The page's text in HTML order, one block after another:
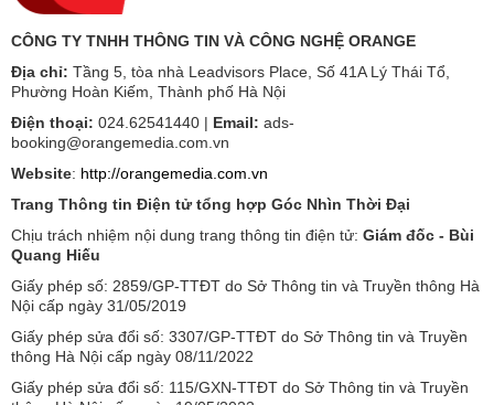
CÔNG TY TNHH THÔNG TIN VÀ CÔNG NGHỆ ORANGE
Địa chỉ: Tầng 5, tòa nhà Leadvisors Place, Số 41A Lý Thái Tổ,
Phường Hoàn Kiếm, Thành phố Hà Nội
Điện thoại: 024.62541440 | Email: ads-
booking@orangemedia.com.vn
Website: http://orangemedia.com.vn
Trang Thông tin Điện tử tổng hợp Góc Nhìn Thời Đại
Chịu trách nhiệm nội dung trang thông tin điện tử: Giám đốc - Bùi
Quang Hiếu
Giấy phép số: 2859/GP-TTĐT do Sở Thông tin và Truyền thông Hà
Nội cấp ngày 31/05/2019
Giấy phép sửa đổi số: 3307/GP-TTĐT do Sở Thông tin và Truyền
thông Hà Nội cấp ngày 08/11/2022
Giấy phép sửa đổi số: 115/GXN-TTĐT do Sở Thông tin và Truyền